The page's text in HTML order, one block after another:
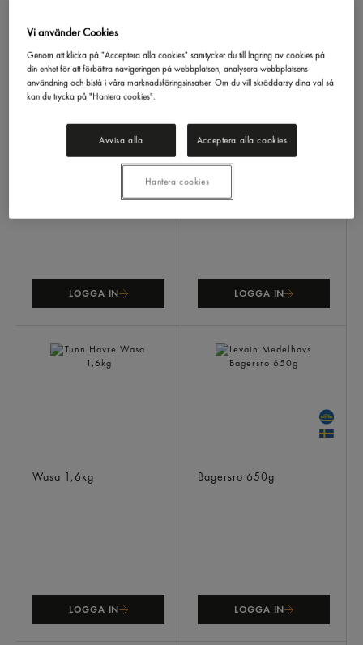
Garant430g
LOGGA IN
Cheesecake Fryst
Frödinge1,4kg
LOGGA IN
Wasa 1,6kg
LOGGA IN
Bagersro 650g
LOGGA IN
Vi använder Cookies
Genom att klicka på "Acceptera alla cookies" samtycker du till lagring av cookies på
din enhet för att förbättra navigeringen på webbplatsen, analysera webbplatsens
användning och bistå i våra marknadsföringsinsatser. Om du vill skräddarsy dina val så
kan du trycka på "Hantera cookies".
Avvisa alla Acceptera alla cookies
Hantera cookies